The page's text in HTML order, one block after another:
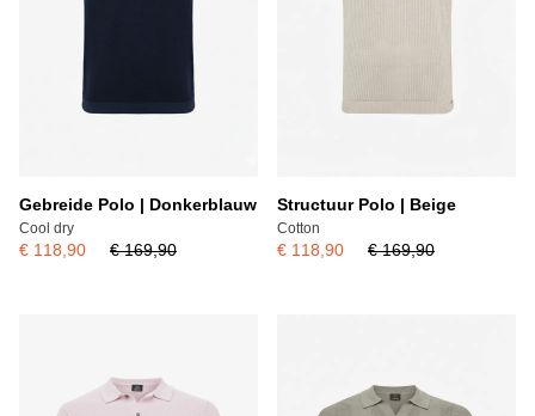
Gebreide Polo | Donkerblauw
Cool dry
€ 118,90 € 169,90
Structuur Polo | Beige
Cotton
€ 118,90 € 169,90